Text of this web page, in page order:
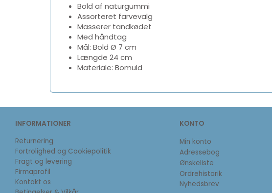
Bold af naturgummi
Assorteret farvevalg
Masserer tandkødet
Med håndtag
Mål: Bold Ø 7 cm
Længde 24 cm
Materiale: Bomuld
INFORMATIONER
Returnering
Fortrolighed og Cookiepolitik
Fragt og levering
Firmaprofil
Kontakt os
KONTO
Min konto
Adressebog
Ønskeliste
Ordrehistorik
Nyhedsbrev